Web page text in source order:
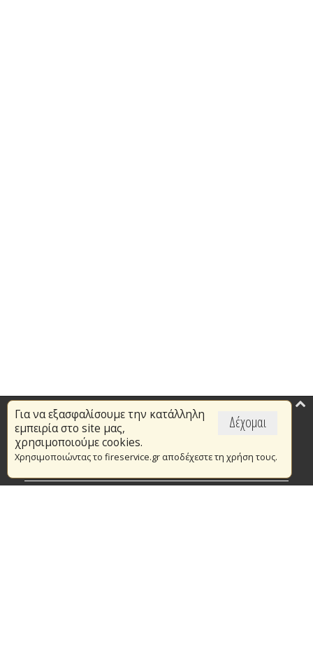
Δέχομαι
Για να εξασφαλίσουμε την κατάλληλη
εμπειρία στο site μας,
χρησιμοποιούμε cookies.
Χρησιμοποιώντας το fireservice.gr αποδέχεστε τη χρήση τους.
Επικαιρότητα
Το Πυροσβεστικό Σώμα